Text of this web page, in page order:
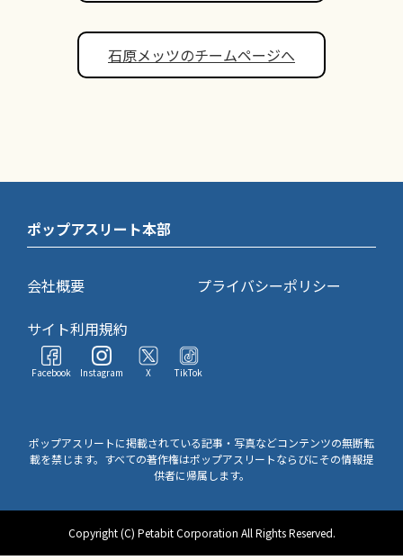
石原メッツのチームページへ
ポップアスリート本部
会社概要
プライバシーポリシー
サイト利用規約
Facebook Instagram X TikTok
ポップアスリートに掲載されている記事・写真などコンテンツの無断転
載を禁じます。すべての著作権はポップアスリートならびにその情報提
供者に帰属します。
Copyright (C) Petabit Corporation All Rights Reserved.